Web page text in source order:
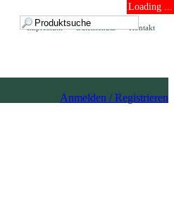
Loading ...
Kontakt
Datenschutz
Impressum
Anmelden / Registrieren